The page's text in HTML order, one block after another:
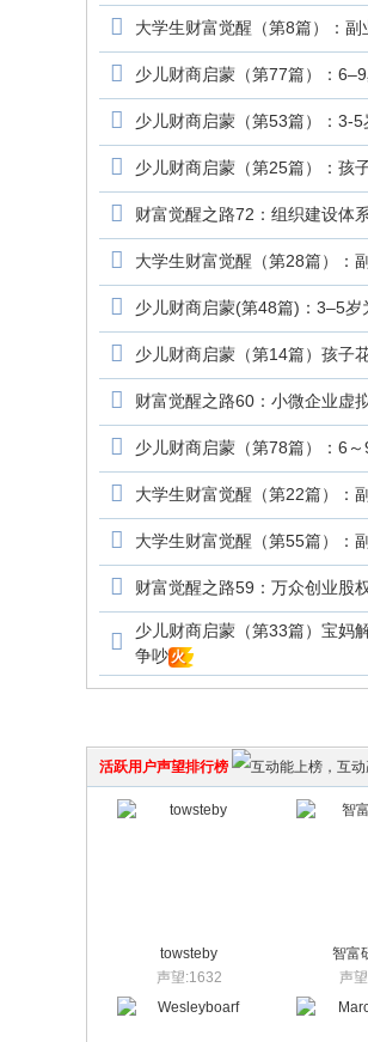
大学生财富觉醒（第8篇）：
少儿财商启蒙（第77篇）：
少儿财商启蒙（第53篇）：3-
少儿财商启蒙（第25篇）：孩
财富觉醒之路72：组织建设体
大学生财富觉醒（第28篇）：
少儿财商启蒙(第48篇)：3–5
少儿财商启蒙（第14篇）孩子
财富觉醒之路60：小微企业虚
少儿财商启蒙（第78篇）：6
大学生财富觉醒（第22篇）：
大学生财富觉醒（第55篇）：
财富觉醒之路59：万众创业股
少儿财商启蒙（第33篇）宝妈
争吵 火
活跃用户声望排行榜
towsteby
声望:1632
智富
声